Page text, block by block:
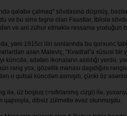
qələbə çalmaq” sövdasına düş­müş,
və bu sirrə təşnə olan Faustlar, İblislə
və ani zühur etməklə rəssama yoxluğun
yəni 1915ci ilin sonlarında bu qor­xunc
asan Maleviç, “Kvadrat”a xüsusi bir
küncdə, adə­tən ikonaların asıldığı yerdə,
rəng yox, gö­zəllik mənası daşı­dı­ğı­nı
o qutsal künc­dən as­mış­dı, çünki öz əsərini
ilə, üz boşluq (=sıfırlanmış ciz­gi) ilə,
dibsiz zül­mətlə əvəz olunmuşdu.